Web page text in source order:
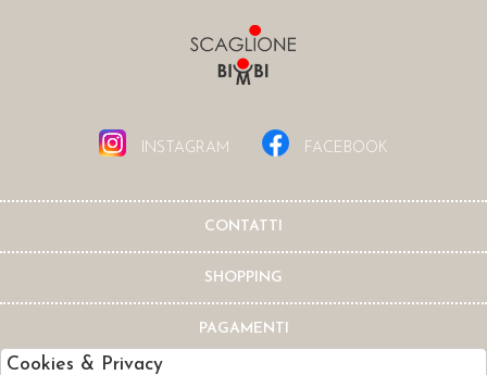
INSTAGRAM FACEBOOK
CONTATTI
SHOPPING
PAGAMENTI
Cookies & Privacy